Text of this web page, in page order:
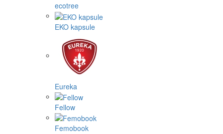
ecotree
EKO kapsule
Eureka
Fellow
Femobook